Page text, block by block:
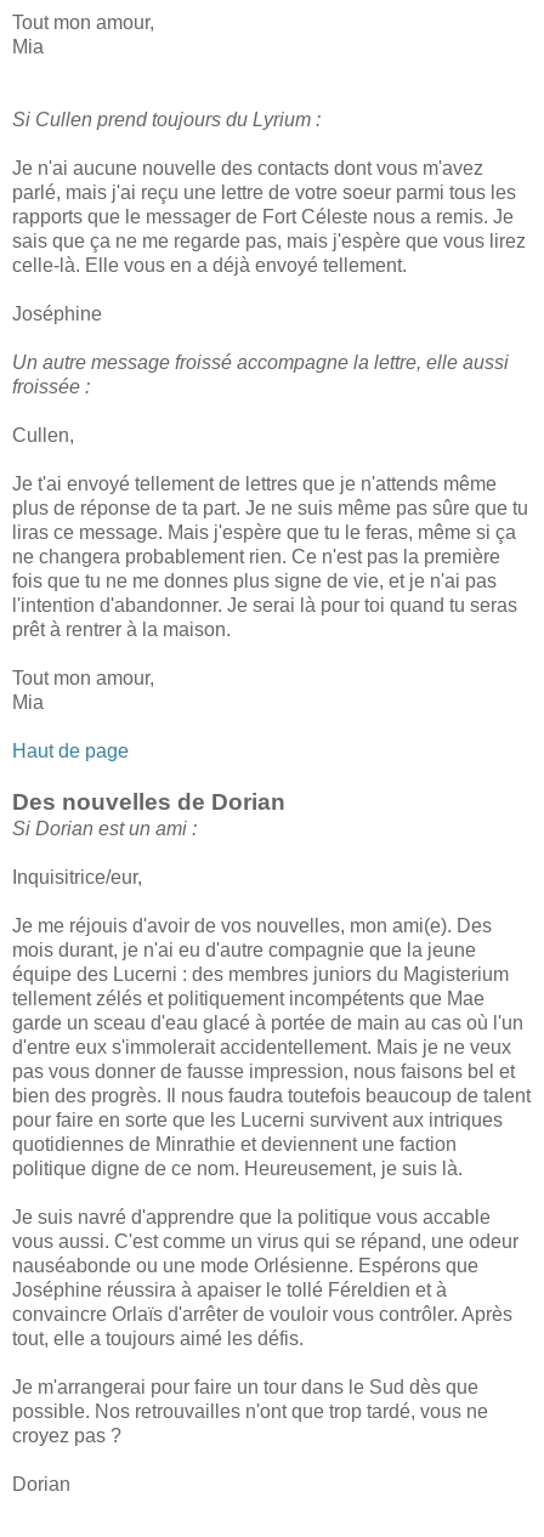
Tout mon amour,
Mia
Si Cullen prend toujours du Lyrium :
Je n'ai aucune nouvelle des contacts dont vous m'avez
parlé, mais j'ai reçu une lettre de votre soeur parmi tous les
rapports que le messager de Fort Céleste nous a remis. Je
sais que ça ne me regarde pas, mais j'espère que vous lirez
celle-là. Elle vous en a déjà envoyé tellement.
Joséphine
Un autre message froissé accompagne la lettre, elle aussi
froissée :
Cullen,
Je t'ai envoyé tellement de lettres que je n'attends même
plus de réponse de ta part. Je ne suis même pas sûre que tu
liras ce message. Mais j'espère que tu le feras, même si ça
ne changera probablement rien. Ce n'est pas la première
fois que tu ne me donnes plus signe de vie, et je n'ai pas
l'intention d'abandonner. Je serai là pour toi quand tu seras
prêt à rentrer à la maison.
Tout mon amour,
Mia
Haut de page
Des nouvelles de Dorian
Si Dorian est un ami :
Inquisitrice/eur,
Je me réjouis d'avoir de vos nouvelles, mon ami(e). Des
mois durant, je n'ai eu d'autre compagnie que la jeune
équipe des Lucerni : des membres juniors du Magisterium
tellement zélés et politiquement incompétents que Mae
garde un sceau d'eau glacé à portée de main au cas où l'un
d'entre eux s'immolerait accidentellement. Mais je ne veux
pas vous donner de fausse impression, nous faisons bel et
bien des progrès. Il nous faudra toutefois beaucoup de talent
pour faire en sorte que les Lucerni survivent aux intriques
quotidiennes de Minrathie et deviennent une faction
politique digne de ce nom. Heureusement, je suis là.
Je suis navré d'apprendre que la politique vous accable
vous aussi. C'est comme un virus qui se répand, une odeur
nauséabonde ou une mode Orlésienne. Espérons que
Joséphine réussira à apaiser le tollé Féreldien et à
convaincre Orlaïs d'arrêter de vouloir vous contrôler. Après
tout, elle a toujours aimé les défis.
Je m'arrangerai pour faire un tour dans le Sud dès que
possible. Nos retrouvailles n'ont que trop tardé, vous ne
croyez pas ?
Dorian